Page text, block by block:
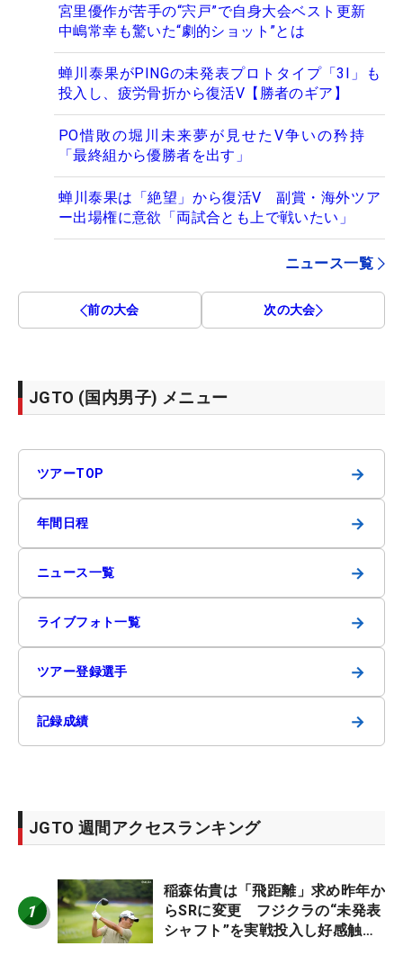
宮里優作が苦手の“宍戸”で自身大会ベスト更新
中嶋常幸も驚いた“劇的ショット”とは
蝉川泰果がPINGの未発表プロトタイプ「3I」も
投入し、疲労骨折から復活V【勝者のギア】
PO惜敗の堀川未来夢が見せたV争いの矜持
「最終組から優勝者を出す」
蝉川泰果は「絶望」から復活V 副賞・海外ツア
ー出場権に意欲「両試合とも上で戦いたい」
ニュース一覧
前の大会 次の大会
JGTO (国内男子) メニュー
ツアーTOP →
年間日程 →
ニュース一覧 →
ライブフォト一覧 →
ツアー登録選手 →
記録成績 →
JGTO 週間アクセスランキング
1
稲森佑貴は「飛距離」求め昨年か
らSRに変更 フジクラの“未発表
シャフト”を実戦投入し好感触